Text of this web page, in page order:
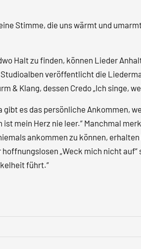
Stimme, die uns wärmt und
Halt zu finden, können Lieder
veröffentlicht die
& Klang, dessen Credo „Ich singe,
es das persönliche Ankommen,
mein Herz nie leer.“ Manchmal
ankommen zu können,
„Weck mich nicht auf“
führt.“